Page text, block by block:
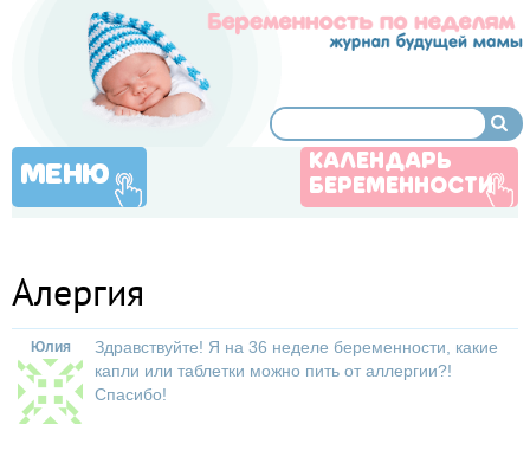
МЕНЮ
КАЛЕНДАРЬ
БЕРЕМЕННОСТИ
Алергия
Юлия
Здравствуйте! Я на 36 неделе беременности, какие
капли или таблетки можно пить от аллергии?!
Спасибо!